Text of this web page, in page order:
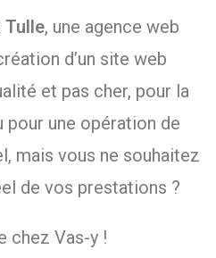
Tulle, une agence web
d’un site web
et pas cher, pour la
pour une opération de
mais vous ne souhaitez
de vos prestations ?
chez Vas-y !